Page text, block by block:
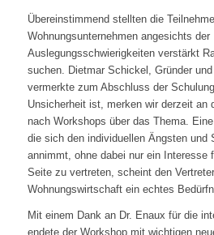
Übereinstimmend stellten die
Wohnungsunternehmen angesichts der
Auslegungsschwierigkeiten verstärkt
suchen. Dietmar Schickel, Gründer
vermerkte zum Abschluss der
Unsicherheit ist, merken wir derzeit an
nach Workshops über das Thema.
die sich den individuellen Ängsten und
annimmt, ohne dabei nur ein Interesse
Seite zu vertreten, scheint den
Wohnungswirtschaft ein echtes
Mit einem Dank an Dr. Enaux für die
endete der Workshop mit wichtigen